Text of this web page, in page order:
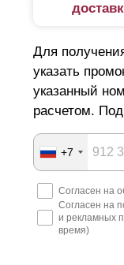
Для
указать
указанный
расчетом.
+7
Согласен на
Согласен на
и рекламных
время)